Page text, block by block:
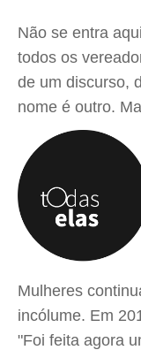
Não se entra
todos os
de um discurso,
nome é outro.
Mulheres
incólume. Em
"Foi feita agora